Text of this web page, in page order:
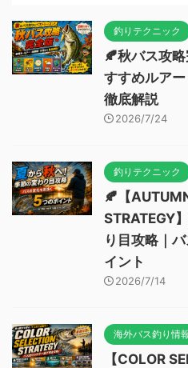
釣りテクニック
🍂秋バス攻
すすめルア
徹底解説
2026/7/24
釣りテクニック
🍂【
STRATEGY
り目攻略｜
イント
2026/7/14
海外バス釣り情
【COLOR